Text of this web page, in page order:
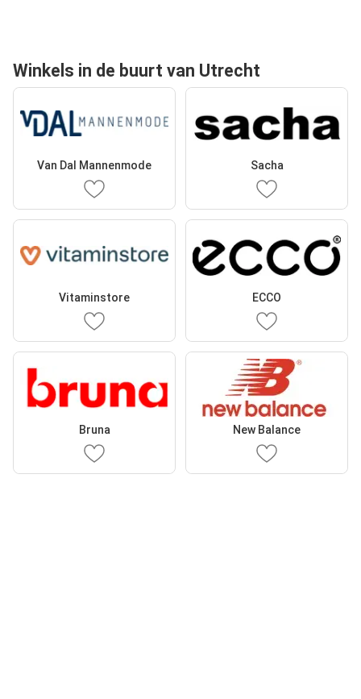
Winkels in de buurt van Utrecht
Van Dal Mannenmode Sacha
Vitaminstore ECCO
Bruna New Balance